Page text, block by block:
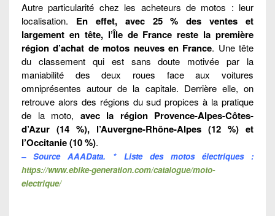
Autre particularité chez les acheteurs de motos : leur
localisation. En effet, avec 25 % des ventes et
largement en tête, l’Île de France reste la première
région d’achat de motos neuves en France. Une tête
du classement qui est sans doute motivée par la
maniabilité des deux roues face aux voitures
omniprésentes autour de la capitale. Derrière elle, on
retrouve alors des régions du sud propices à la pratique
de la moto, avec la région Provence-Alpes-Côtes-
d’Azur (14 %), l’Auvergne-Rhône-Alpes (12 %) et
l’Occitanie (10 %).
– Source AAAData. * Liste des motos électriques :
https://www.ebike-generation.com/catalogue/moto-
electrique/